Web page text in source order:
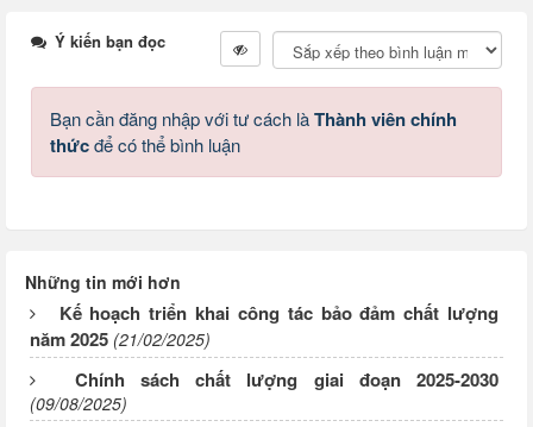
Ý kiến bạn đọc
Bạn cần đăng nhập với tư cách làThành viên chính
thứcđể có thể bình luận
Những tin mới hơn
Kế hoạch triển khai công tác bảo đảm chất lượng
năm 2025 (21/02/2025)
Chính sách chất lượng giai đoạn 2025-2030
(09/08/2025)